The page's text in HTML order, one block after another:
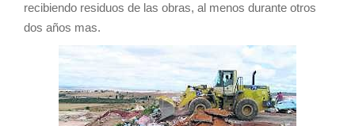
recibiendo residuos de las obras, al menos durante otros
dos años mas.